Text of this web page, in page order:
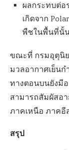
ผลกระทบต่อ
เกิดจาก
พืชในพื้นที่นั้น
ขณะที่ กรมอุตุนิย
มวลอากาศเย็น
ทางตอนบนยังมี
สามารถสัมผัสอ
ภาคเหนือ ภาคอี
สรุป